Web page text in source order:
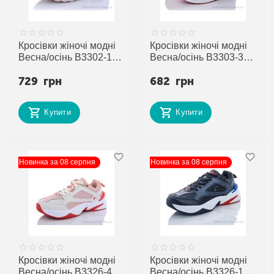
Кросівки жіночі модні
Весна/осінь B3302-19
Demax 2" недорого
постачальника
729 грн
Купити
Кросівки жіночі модні
Весна/осінь B3303-3 (8
Demax 2" недорого
постачальника
682 грн
Купити
Новинка за 08 серпня
Кросівки жіночі модні
Новинка за 08 серпня
Кросівки жіночі модні